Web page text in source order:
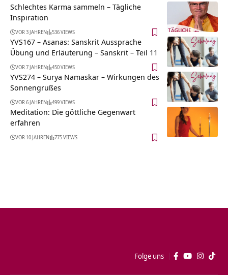
Schlechtes Karma sammeln – Tägliche
Inspiration
VOR 3 JAHREN 536 VIEWS
YVS167 – Asanas: Sanskrit Aussprache
Übung und Erläuterung – Sanskrit – Teil 11
VOR 7 JAHREN 450 VIEWS
YVS274 – Surya Namaskar – Wirkungen des
Sonnengrußes
VOR 6 JAHREN 499 VIEWS
Meditation: Die göttliche Gegenwart
erfahren
VOR 10 JAHREN 775 VIEWS
Folge uns